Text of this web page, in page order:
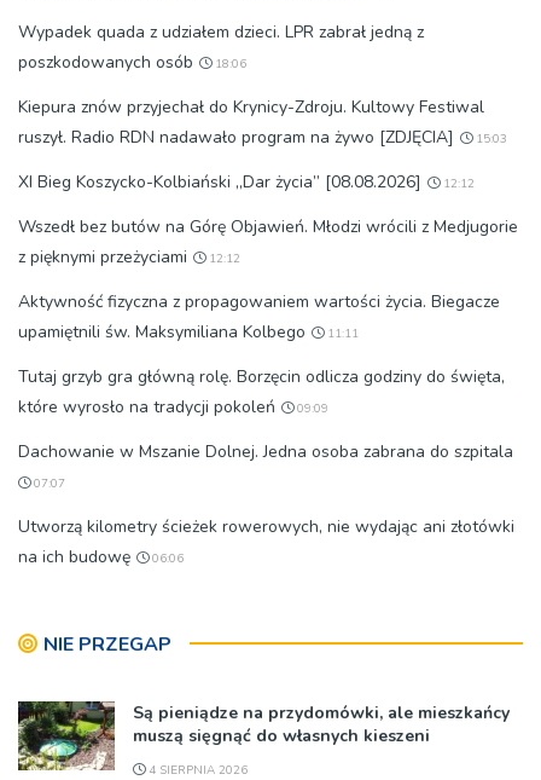
Wypadek quada z udziałem dzieci. LPR zabrał jedną z
poszkodowanych osób
18:06
Kiepura znów przyjechał do Krynicy-Zdroju. Kultowy Festiwal
ruszył. Radio RDN nadawało program na żywo [ZDJĘCIA]
15:03
XI Bieg Koszycko-Kolbiański „Dar życia” [08.08.2026] 12:12
Wszedł bez butów na Górę Objawień. Młodzi wrócili z Medjugorie
z pięknymi przeżyciami
12:12
Aktywność fizyczna z propagowaniem wartości życia. Biegacze
upamiętnili św. Maksymiliana Kolbego
11:11
Tutaj grzyb gra główną rolę. Borzęcin odlicza godziny do święta,
które wyrosło na tradycji pokoleń
09:09
Dachowanie w Mszanie Dolnej. Jedna osoba zabrana do szpitala
07:07
Utworzą kilometry ścieżek rowerowych, nie wydając ani złotówki
na ich budowę
06:06
NIE PRZEGAP
Są pieniądze na przydomówki, ale mieszkańcy
muszą sięgnąć do własnych kieszeni
4 SIERPNIA 2026